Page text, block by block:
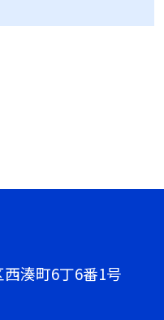
西湊町6丁6番1号